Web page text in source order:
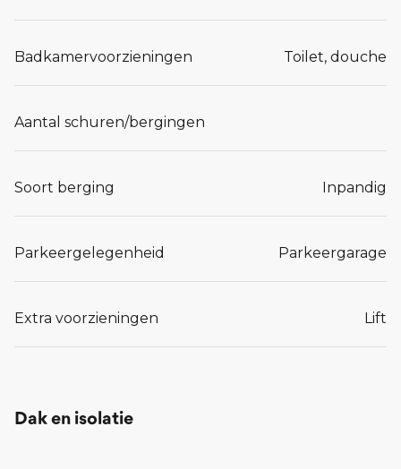
Badkamervoorzieningen Toilet, douche
Aantal schuren/bergingen
Soort berging Inpandig
Parkeergelegenheid Parkeergarage
Extra voorzieningen Lift
Dak en isolatie